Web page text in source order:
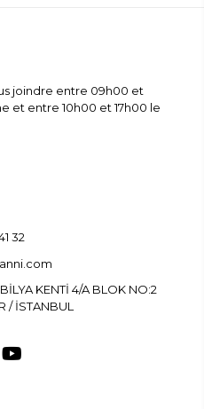
joindre entre 09h00 et
et entre 10h00 et 17h00 le
32
KENTİ 4/A BLOK NO:2
/ İSTANBUL